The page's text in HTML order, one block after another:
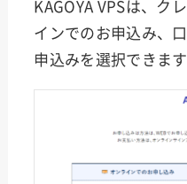
KAGOYA VPSは、ク
インでのお申込み、
申込みを選択できます